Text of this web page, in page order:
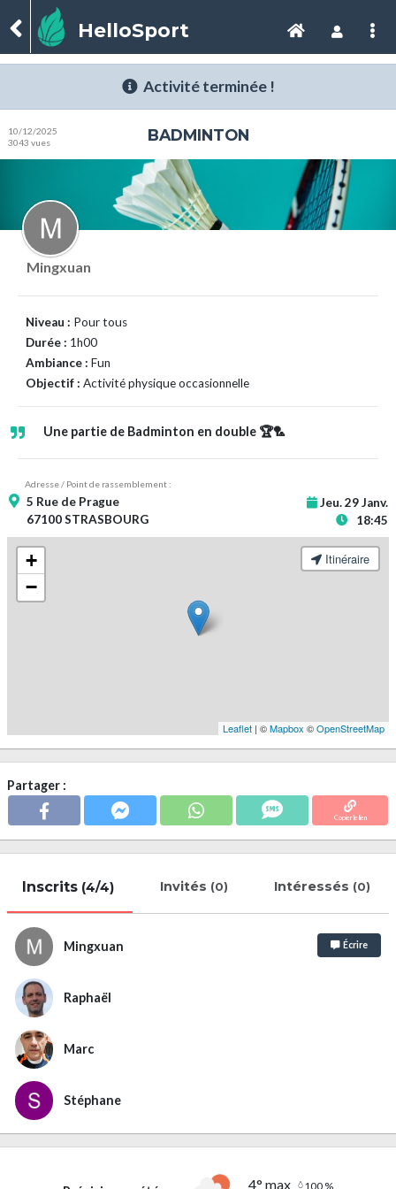
HelloSport
Activité terminée !
10/12/2025
3043 vues
BADMINTON
Mingxuan
Niveau : Pour tous
Durée : 1h00
Ambiance : Fun
Objectif : Activité physique occasionnelle
Une partie de Badminton en double 🏆🏸
Adresse / Point de rassemblement :
5 Rue de Prague
67100 STRASBOURG
Jeu. 29 Janv.
18:45
+
−
Itinéraire
Leaflet | ©Mapbox ©OpenStreetMap
Partager :
Copier le lien
Inscrits (4/4) Invités (0) Intéressés (0)
Mingxuan Écrire
Raphaël
Marc
Stéphane
4° max 100 %